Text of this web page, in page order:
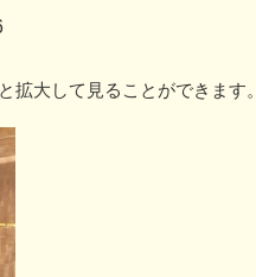
大して見ることができます。